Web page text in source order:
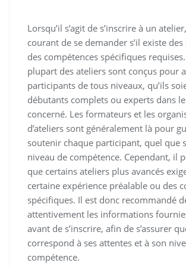
Lorsqu’il s’agit de s’inscrire à un
courant de se demander s’il existe
des compétences spécifiques
plupart des ateliers sont conçus pour
participants de tous niveaux, qu’ils
débutants complets ou experts dans
concerné. Les formateurs et les
d’ateliers sont généralement là pour
soutenir chaque participant, quel que
niveau de compétence. Cependant, il
que certains ateliers plus avancés
certaine expérience préalable ou des
spécifiques. Il est donc recommandé
attentivement les informations
avant de s’inscrire, afin de s’assurer
correspond à ses attentes et à son
compétence.